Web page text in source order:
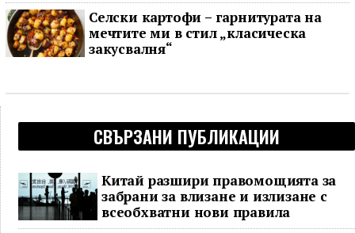
Селски картофи – гарнитурата на
мечтите ми в стил „класическа
закусвалня“
СВЪРЗАНИ ПУБЛИКАЦИИ
Китай разшири правомощията за
забрани за влизане и излизане с
всеобхватни нови правила